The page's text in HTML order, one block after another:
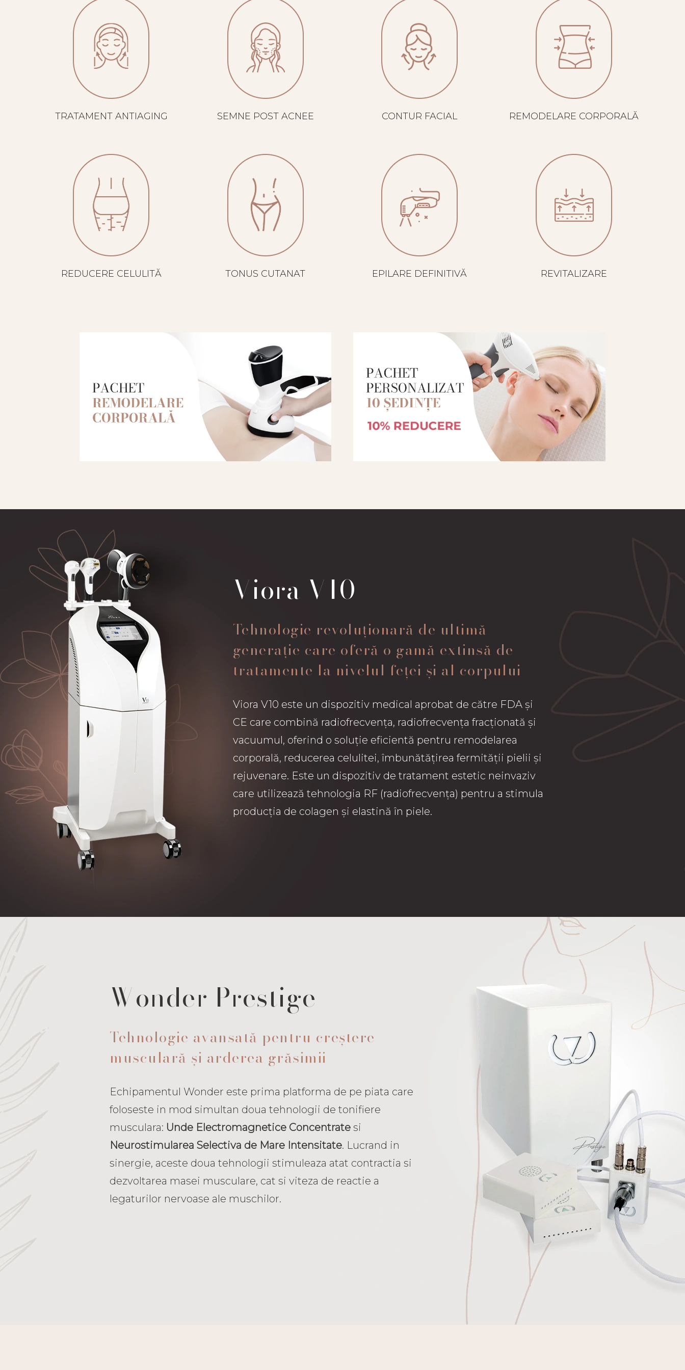
TRATAMENT ANTIAGING SEMNE POST ACNEE CONTUR FACIAL REMODELARE CORPORALĂ
REDUCERE CELULITĂ TONUS CUTANAT EPILARE DEFINITIVĂ REVITALIZARE
Viora V10
Tehnologie revoluționară de ultimă
generație care oferă o gamă extinsă de
tratamente la nivelul feței și al corpului
Viora V10 este un dispozitiv medical aprobat de către FDA și
CE care combină radiofrecvența, radiofrecvența fracționată și
vacuumul, oferind o soluție eficientă pentru remodelarea
corporală, reducerea celulitei, îmbunătățirea fermității pielii și
rejuvenare. Este un dispozitiv de tratament estetic neinvaziv
care utilizează tehnologia RF (radiofrecvența) pentru a stimula
producția de colagen și elastină în piele.
Wonder Prestige
Tehnologie avansată pentru creștere
musculară și arderea grăsimii
Echipamentul Wonder este prima platforma de pe piata care
foloseste in mod simultan doua tehnologii de tonifiere
musculara: Unde Electromagnetice Concentrate si
Neurostimularea Selectiva de Mare Intensitate. Lucrand in
sinergie, aceste doua tehnologii stimuleaza atat contractia si
dezvoltarea masei musculare, cat si viteza de reactie a
legaturilor nervoase ale muschilor.